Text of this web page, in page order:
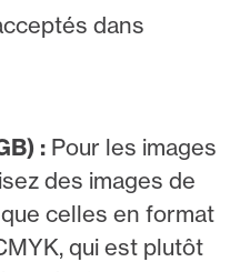
dans
: Pour les images
des images de
celles en format
qui est plutôt